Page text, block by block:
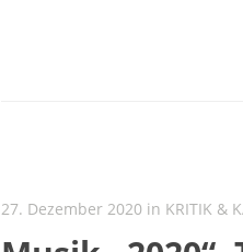
27. Dezember 2020 in KRITIK &